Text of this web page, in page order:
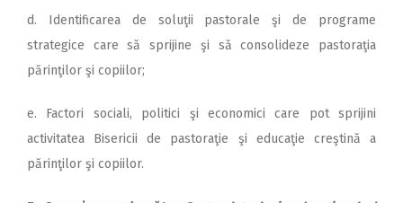
d. Identificarea de soluţii pastorale şi de programe
strategice care să sprijine şi să consolideze pastoraţia
părinţilor şi copiilor;
e. Factori sociali, politici şi economici care pot sprijini
activitatea Bisericii de pastoraţie şi educaţie creştină a
părinţilor şi copiilor.